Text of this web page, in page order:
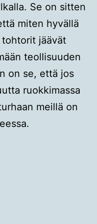
Se on sitten
miten hyvällä
jäävät
teollisuuden
on se, että jos
ruokkimassa
meillä on